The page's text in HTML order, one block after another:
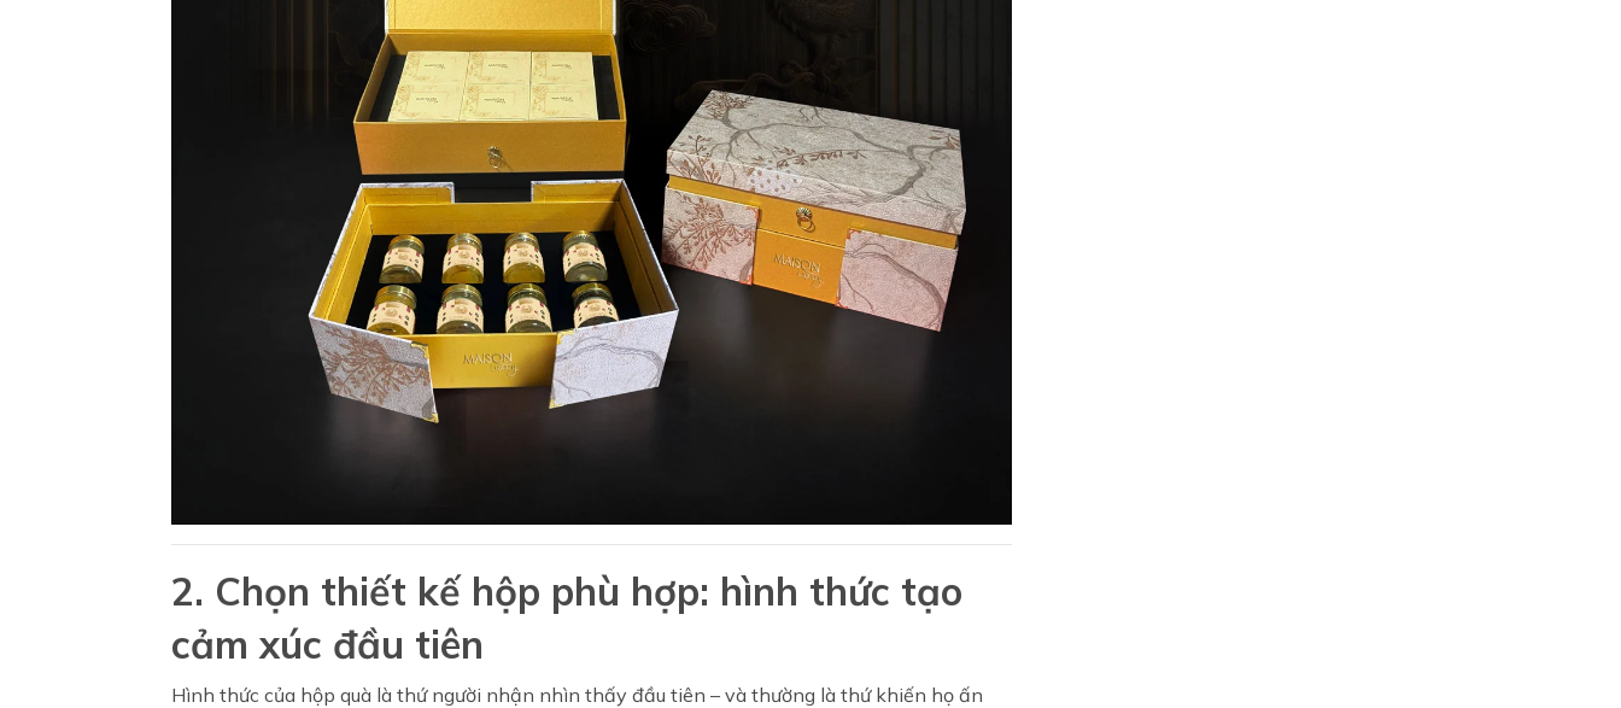
2. Chọn thiết kế hộp phù hợp: hình thức tạo
cảm xúc đầu tiên
Hình thức của hộp quà là thứ người nhận nhìn thấy đầu tiên – và thường là thứ khiến họ ấn